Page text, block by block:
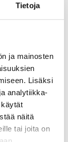
Tietoja
ja mainosten
Lisäksi
analytiikka-
näitä
tai joita on
0200
ja Rituals
pe klo 10.00-
9 tai
16.30,